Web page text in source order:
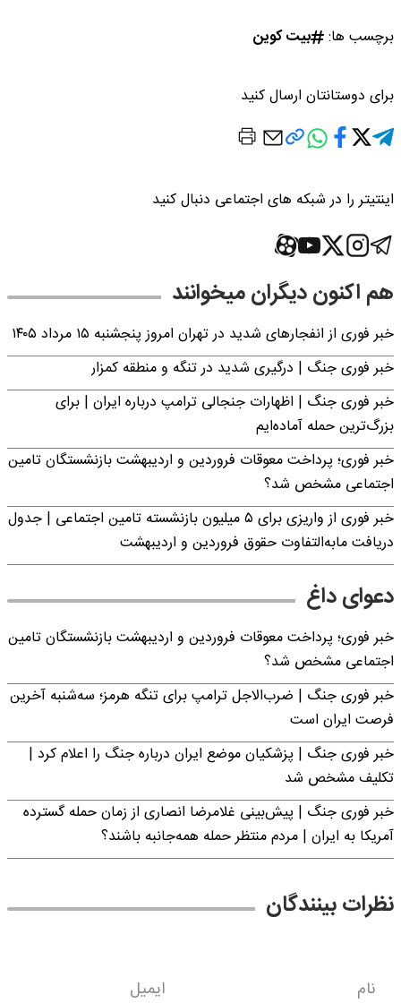
برچسب ها: بیت کوین
برای دوستانتان ارسال کنید
اینتیتر را در شبکه های اجتماعی دنبال کنید
هم اکنون دیگران میخوانند
خبر فوری از انفجارهای شدید در تهران امروز پنجشنبه ۱۵ مرداد ۱۴۰۵
خبر فوری جنگ | درگیری شدید در تنگه و منطقه کمزار
خبر فوری جنگ | اظهارات جنجالی ترامپ درباره ایران | برای
بزرگ‌ترین حمله آماده‌ایم
خبر فوری؛ پرداخت معوقات فروردین و اردیبهشت بازنشستگان تامین
اجتماعی مشخص شد؟
خبر فوری از واریزی برای ۵ میلیون‌ بازنشسته تامین اجتماعی | جدول
دریافت مابه‌التفاوت حقوق فروردین و اردیبهشت
دعوای داغ
خبر فوری؛ پرداخت معوقات فروردین و اردیبهشت بازنشستگان تامین
اجتماعی مشخص شد؟
خبر فوری جنگ | ضرب‌الاجل ترامپ برای تنگه هرمز؛ سه‌شنبه آخرین
فرصت ایران است
خبر فوری جنگ | پزشکیان موضع ایران درباره جنگ را اعلام کرد |
تکلیف مشخص شد
خبر فوری جنگ | پیش‌بینی غلامرضا انصاری از زمان حمله گسترده
آمریکا به ایران | مردم منتظر حمله همه‌جانبه باشند؟
نظرات بینندگان
نام ایمیل